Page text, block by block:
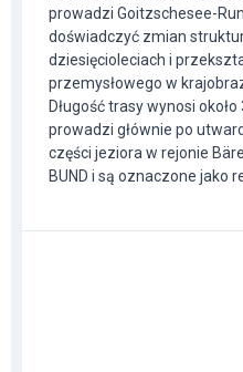
prowadzi Goitzschesee-
doświadczyć zmian
dziesięcioleciach i
przemysłowego w
Długość trasy wynosi
prowadzi głównie po
części jeziora w rejonie
BUND i są oznaczone jako